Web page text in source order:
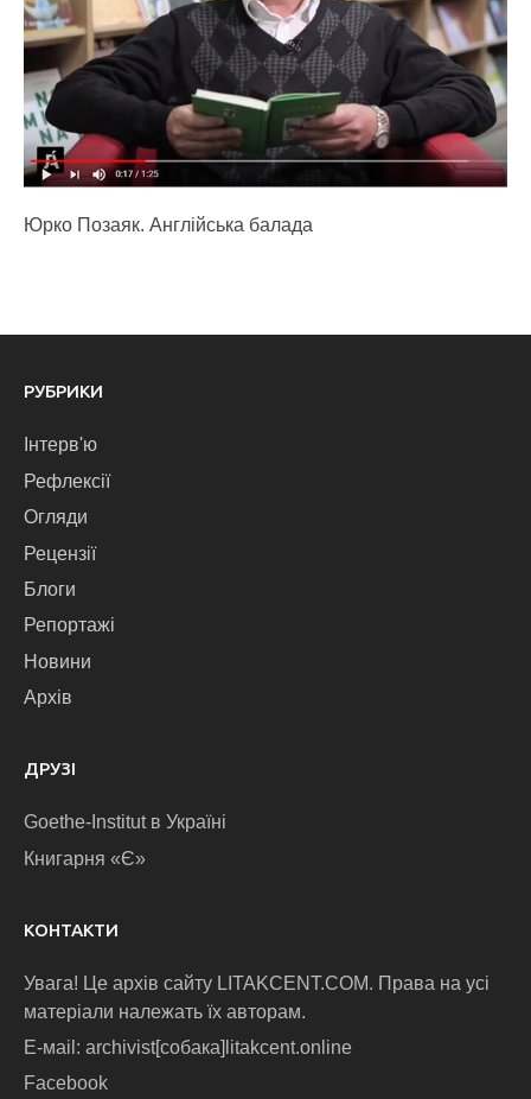
Юрко Позаяк. Англійська балада
РУБРИКИ
Інтерв'ю
Рефлексії
Огляди
Рецензії
Блоги
Репортажі
Новини
Архів
ДРУЗІ
Goethe-Institut в Україні
Книгарня «Є»
КОНТАКТИ
Увага! Це архів сайту LITAKCENT.COM. Права на усі
матеріали належать їх авторам.
E-маіl: archivist[собака]litakcent.online
Facebook